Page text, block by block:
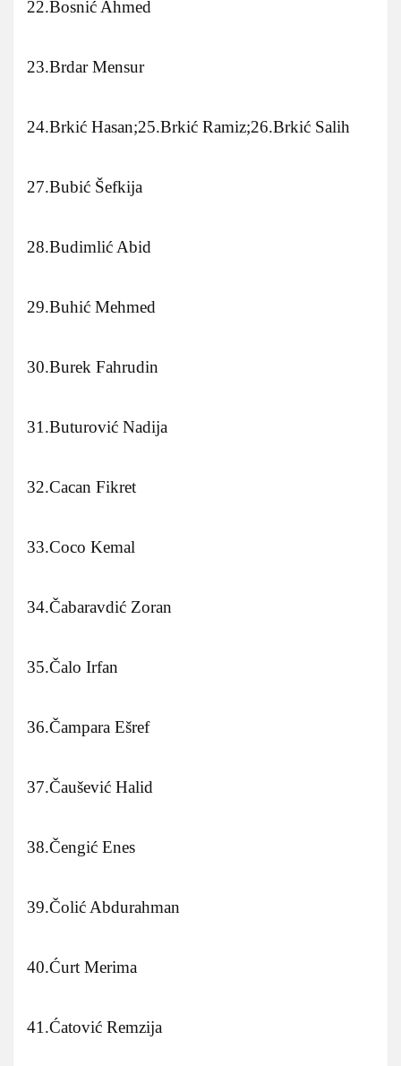
22.Bosnić Ahmed
23.Brdar Mensur
24.Brkić Hasan;25.Brkić Ramiz;26.Brkić Salih
27.Bubić Šefkija
28.Budimlić Abid
29.Buhić Mehmed
30.Burek Fahrudin
31.Buturović Nadija
32.Cacan Fikret
33.Coco Kemal
34.Čabaravdić Zoran
35.Čalo Irfan
36.Čampara Ešref
37.Čaušević Halid
38.Čengić Enes
39.Čolić Abdurahman
40.Ćurt Merima
41.Ćatović Remzija